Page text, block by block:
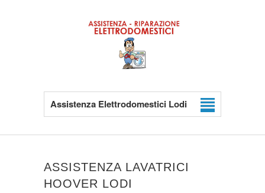
Assistenza Elettrodomestici Lodi
ASSISTENZA LAVATRICI
HOOVER LODI